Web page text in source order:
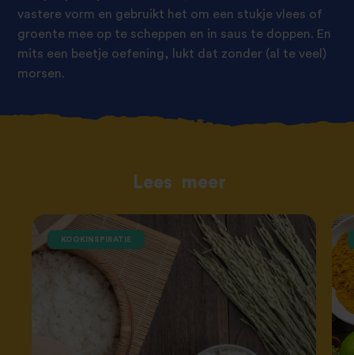
vastere vorm en gebruikt het om een stukje vlees of
groente mee op te scheppen en in saus te doppen. En
mits een beetje oefening, lukt dat zonder (al te veel)
morsen.
Lees meer
KOOKINSPIRATIE